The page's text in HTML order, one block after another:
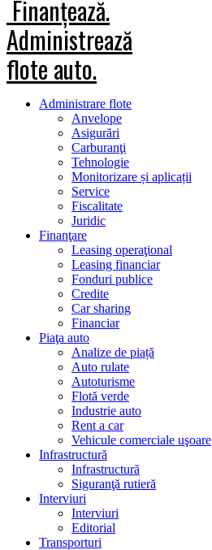
Administrare flote
Anvelope
Asigurări
Carburanţi
Tehnologie
Monitorizare și aplicații
Service
Fiscalitate
Juridic
Finanţare
Leasing operaţional
Leasing financiar
Fonduri publice
Credite
Car sharing
Financiar
Piaţa auto
Analize de piață
Auto rulate
Autoturisme
Flotă verde
Industrie auto
Rent a car
Vehicule comerciale uşoare
Infrastructură
Infrastructură
Siguranţă rutieră
Interviuri
Interviuri
Editorial
Transporturi